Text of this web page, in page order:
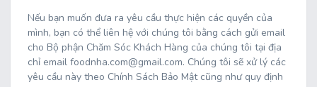
Nếu bạn muốn đưa ra yêu cầu thực hiện các quyền của
mình, bạn có thể liên hệ với chúng tôi bằng cách gửi email
cho Bộ phận Chăm Sóc Khách Hàng của chúng tôi tại địa
chỉ email foodnha.com@gmail.com. Chúng tôi sẽ xử lý các
yêu cầu này theo Chính Sách Bảo Mật cũng như quy định